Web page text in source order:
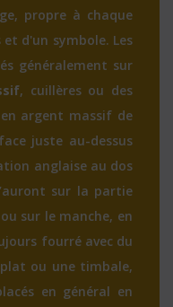
propre à chaque
d'un symbole. Les
généralement sur
, cuillères ou des
argent massif de
juste au-dessus
anglaise au dos
sur la partie
sur le manche, en
fourré avec du
ou une timbale,
en général en